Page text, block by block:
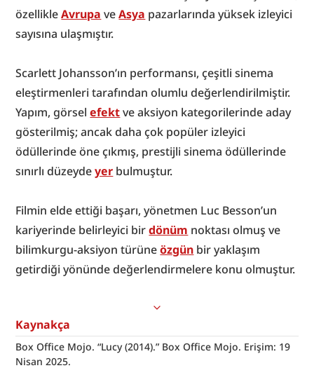
özellikle Avrupa ve Asya pazarlarında yüksek izleyici
sayısına ulaşmıştır.
Scarlett Johansson’ın performansı, çeşitli sinema
eleştirmenleri tarafından olumlu değerlendirilmiştir.
Yapım, görsel efekt ve aksiyon kategorilerinde aday
gösterilmiş; ancak daha çok popüler izleyici
ödüllerinde öne çıkmış, prestijli sinema ödüllerinde
sınırlı düzeyde yer bulmuştur.
Filmin elde ettiği başarı, yönetmen Luc Besson’un
kariyerinde belirleyici bir dönüm noktası olmuş ve
bilimkurgu-aksiyon türüne özgün bir yaklaşım
getirdiği yönünde değerlendirmelere konu olmuştur.
Kaynakça
Box Office Mojo. “Lucy (2014).” Box Office Mojo. Erişim: 19